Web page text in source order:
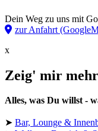
Dein Weg zu uns mit
zur Anfahrt
x
Zeig' mir
Alles, was Du willst -
➤ Bar, Lounge &